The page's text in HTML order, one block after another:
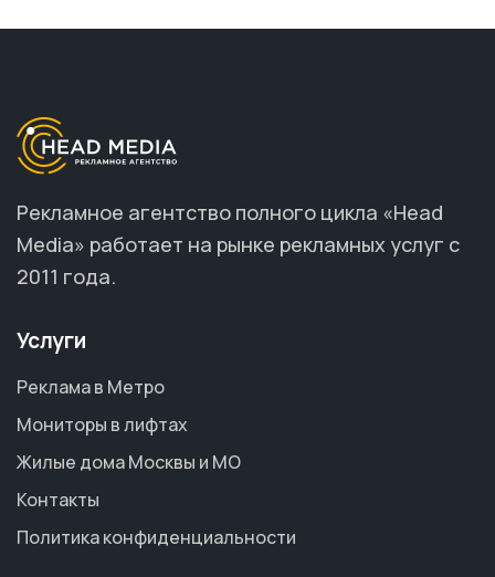
Рекламное агентство полного цикла «Head
Media» работает на рынке рекламных услуг с
2011 года.
Услуги
Реклама в Метро
Мониторы в лифтах
Жилые дома Москвы и МО
Контакты
Политика конфиденциальности